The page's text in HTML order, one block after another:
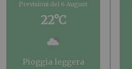
Previsioni del 6 August
22°C
pioggia leggera